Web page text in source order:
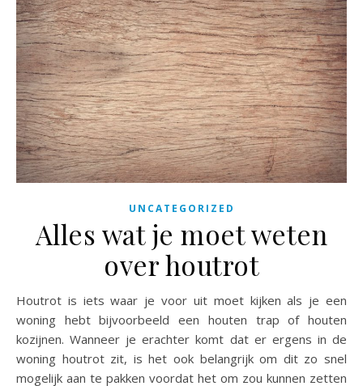
UNCATEGORIZED
Alles wat je moet weten
over houtrot
Houtrot is iets waar je voor uit moet kijken als je een
woning hebt bijvoorbeeld een houten trap of houten
kozijnen. Wanneer je erachter komt dat er ergens in de
woning houtrot zit, is het ook belangrijk om dit zo snel
mogelijk aan te pakken voordat het om zou kunnen zetten